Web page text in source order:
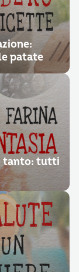
patate
tanto: tutti